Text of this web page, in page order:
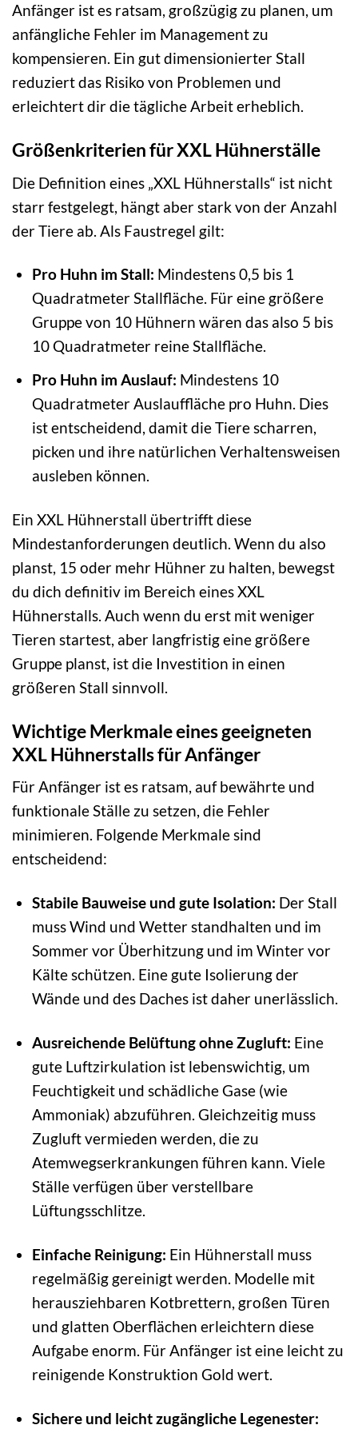
Anfänger ist es ratsam, großzügig zu planen, um
anfängliche Fehler im Management zu
kompensieren. Ein gut dimensionierter Stall
reduziert das Risiko von Problemen und
erleichtert dir die tägliche Arbeit erheblich.
Größenkriterien für XXL Hühnerställe
Die Definition eines „XXL Hühnerstalls“ ist nicht
starr festgelegt, hängt aber stark von der Anzahl
der Tiere ab. Als Faustregel gilt:
Pro Huhn im Stall: Mindestens 0,5 bis 1
Quadratmeter Stallfläche. Für eine größere
Gruppe von 10 Hühnern wären das also 5 bis
10 Quadratmeter reine Stallfläche.
Pro Huhn im Auslauf: Mindestens 10
Quadratmeter Auslauffläche pro Huhn. Dies
ist entscheidend, damit die Tiere scharren,
picken und ihre natürlichen Verhaltensweisen
ausleben können.
Ein XXL Hühnerstall übertrifft diese
Mindestanforderungen deutlich. Wenn du also
planst, 15 oder mehr Hühner zu halten, bewegst
du dich definitiv im Bereich eines XXL
Hühnerstalls. Auch wenn du erst mit weniger
Tieren startest, aber langfristig eine größere
Gruppe planst, ist die Investition in einen
größeren Stall sinnvoll.
Wichtige Merkmale eines geeigneten
XXL Hühnerstalls für Anfänger
Für Anfänger ist es ratsam, auf bewährte und
funktionale Ställe zu setzen, die Fehler
minimieren. Folgende Merkmale sind
entscheidend:
Stabile Bauweise und gute Isolation: Der Stall
muss Wind und Wetter standhalten und im
Sommer vor Überhitzung und im Winter vor
Kälte schützen. Eine gute Isolierung der
Wände und des Daches ist daher unerlässlich.
Ausreichende Belüftung ohne Zugluft: Eine
gute Luftzirkulation ist lebenswichtig, um
Feuchtigkeit und schädliche Gase (wie
Ammoniak) abzuführen. Gleichzeitig muss
Zugluft vermieden werden, die zu
Atemwegserkrankungen führen kann. Viele
Ställe verfügen über verstellbare
Lüftungsschlitze.
Einfache Reinigung: Ein Hühnerstall muss
regelmäßig gereinigt werden. Modelle mit
herausziehbaren Kotbrettern, großen Türen
und glatten Oberflächen erleichtern diese
Aufgabe enorm. Für Anfänger ist eine leicht zu
reinigende Konstruktion Gold wert.
Sichere und leicht zugängliche Legenester: